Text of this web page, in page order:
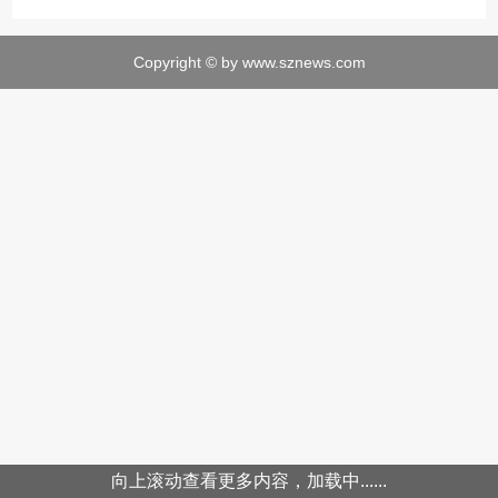
Copyright © by www.sznews.com
向上滚动查看更多内容，加载中......